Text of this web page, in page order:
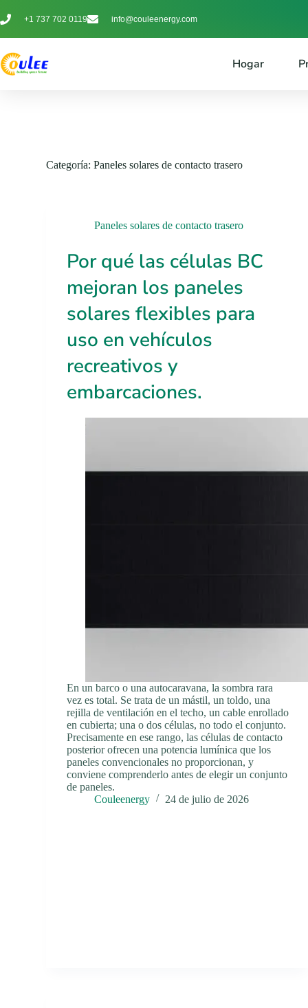
+1 737 702 0119 info@couleenergy.com
Hogar
Categoría: Paneles solares de contacto trasero
Paneles solares de contacto trasero
Por qué las células BC
mejoran los paneles
solares flexibles para
uso en vehículos
recreativos y
embarcaciones.
En un barco o una autocaravana, la sombra rara
vez es total. Se trata de un mástil, un toldo, una
rejilla de ventilación en el techo, un cable enrollado
en cubierta; una o dos células, no todo el conjunto.
Precisamente en ese rango, las células de contacto
posterior ofrecen una potencia lumínica que los
paneles convencionales no proporcionan, y
conviene comprenderlo antes de elegir un conjunto
de paneles.
Couleenergy
24 de julio de 2026